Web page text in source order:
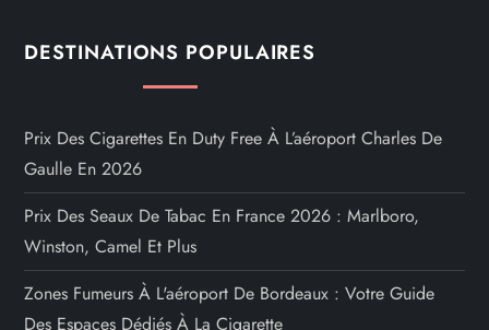
DESTINATIONS POPULAIRES
Prix Des Cigarettes En Duty Free À L’aéroport Charles De
Gaulle En 2026
Prix Des Seaux De Tabac En France 2026 : Marlboro,
Winston, Camel Et Plus
Zones Fumeurs À L'aéroport De Bordeaux : Votre Guide
Des Espaces Dédiés À La Cigarette